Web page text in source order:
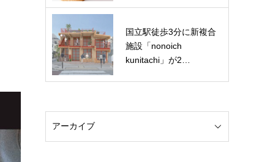
国立駅徒歩3分に新複合
施設「nonoich
kunitachi」が2…